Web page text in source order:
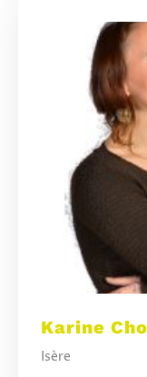
Karine
Isère